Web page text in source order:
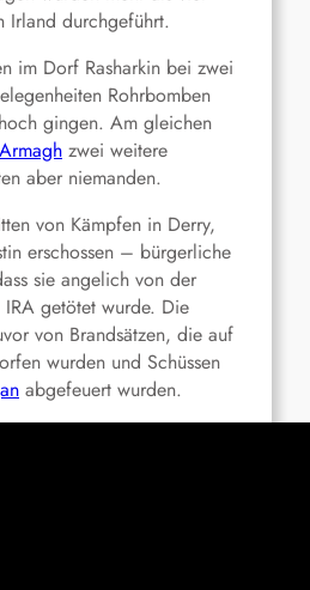
Irland durchgeführt.
im Dorf Rasharkin bei zwei
Rohrbomben
gingen. Am gleichen
Armagh zwei weitere
aber niemanden.
von Kämpfen in Derry,
erschossen – bürgerliche
sie angelich von der
getötet wurde. Die
von Brandsätzen, die auf
wurden und Schüssen
abgefeuert wurden.